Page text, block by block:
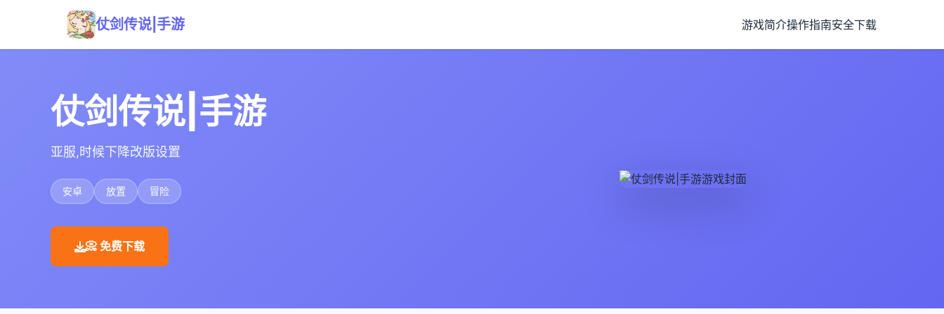
仗剑传说|手游 游戏简介操作指南安全下载
仗剑传说|手游
亚服,时候下降改版设置
安卓 放置 冒险
📀 免费下载